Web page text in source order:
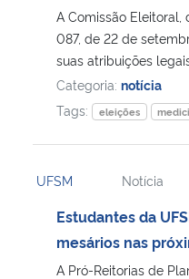
A Comissão Eleitoral,
087, de 22 de
suas atribuições
Categoria: notícia
Tags:
eleições
UFSM Notícia
Estudantes da
mesários nas
A Pró-Reitorias de